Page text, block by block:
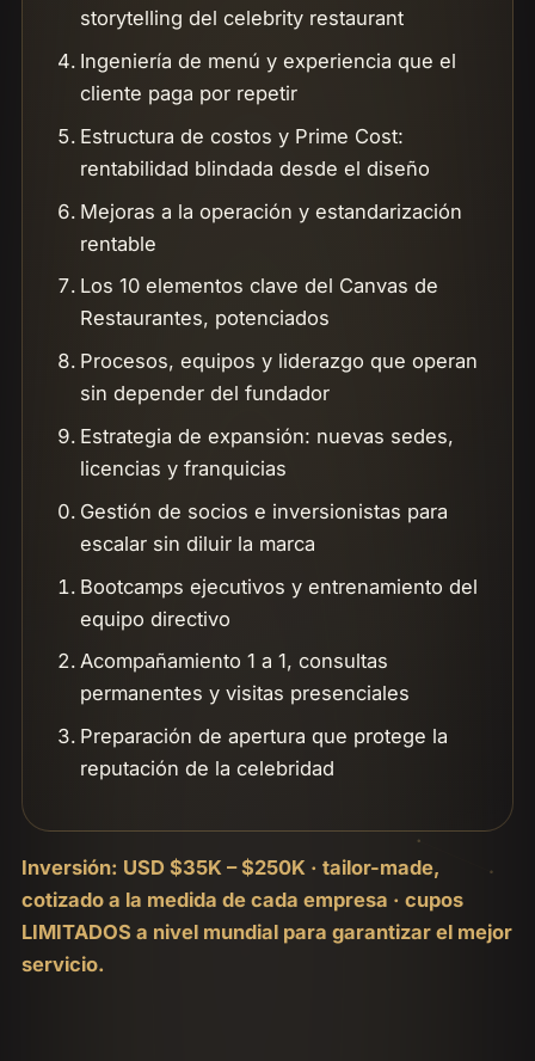
storytelling del celebrity restaurant
Ingeniería de menú y experiencia que el
cliente paga por repetir
Estructura de costos y Prime Cost:
rentabilidad blindada desde el diseño
Mejoras a la operación y estandarización
rentable
Los 10 elementos clave del Canvas de
Restaurantes, potenciados
Procesos, equipos y liderazgo que operan
sin depender del fundador
Estrategia de expansión: nuevas sedes,
licencias y franquicias
Gestión de socios e inversionistas para
escalar sin diluir la marca
Bootcamps ejecutivos y entrenamiento del
equipo directivo
Acompañamiento 1 a 1, consultas
permanentes y visitas presenciales
Preparación de apertura que protege la
reputación de la celebridad
Inversión: USD $35K – $250K · tailor-made,
cotizado a la medida de cada empresa · cupos
LIMITADOS a nivel mundial para garantizar el mejor
servicio.